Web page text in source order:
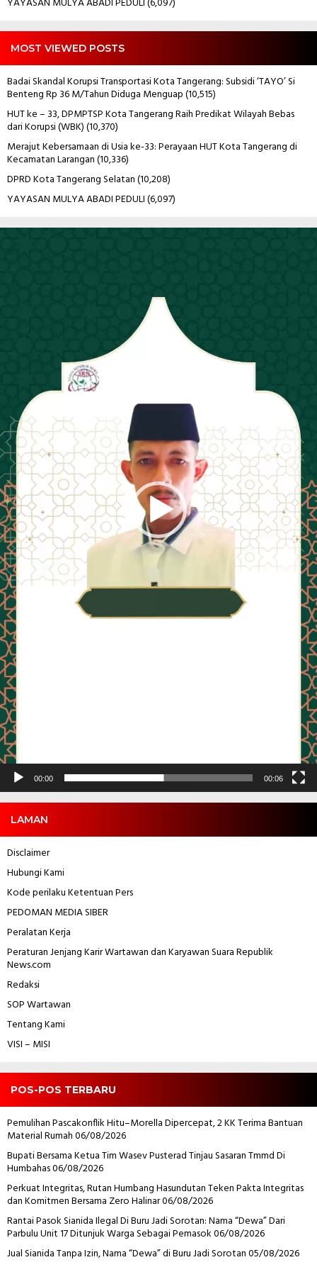
MOST VIEWED POSTS
Badai Skandal Korupsi Transportasi Kota Tangerang: Subsidi ‘TAYO’ Si
Benteng Rp 36 M/Tahun Diduga Menguap(10,515)
HUT ke – 33, DPMPTSP Kota Tangerang Raih Predikat Wilayah Bebas
dari Korupsi (WBK)(10,370)
Merajut Kebersamaan di Usia ke-33: Perayaan HUT Kota Tangerang di
Kecamatan Larangan(10,336)
DPRD Kota Tangerang Selatan(10,208)
YAYASAN MULYA ABADI PEDULI(6,097)
Pemutar
00:00 00:06
LAMAN
Disclaimer
Hubungi Kami
Kode perilaku Ketentuan Pers
PEDOMAN MEDIA SIBER
Peralatan Kerja
Peraturan Jenjang Karir Wartawan dan KaryawanSuara Republik
News.com
Redaksi
SOP Wartawan
Tentang Kami
VISI – MISI
POS-POS TERBARU
Pemulihan Pascakonflik Hitu–Morella Dipercepat, 2 KK Terima Bantuan
Material Rumah06/08/2026
Bupati Bersama Ketua Tim Wasev Pusterad Tinjau Sasaran Tmmd Di
Humbahas06/08/2026
Perkuat Integritas, Rutan Humbang Hasundutan Teken Pakta Integritas
dan Komitmen Bersama Zero Halinar06/08/2026
Rantai Pasok Sianida Ilegal Di Buru Jadi Sorotan: Nama “Dewa” Dari
Parbulu Unit 17 Ditunjuk Warga Sebagai Pemasok06/08/2026
Jual Sianida Tanpa Izin, Nama “Dewa” di Buru Jadi Sorotan05/08/2026